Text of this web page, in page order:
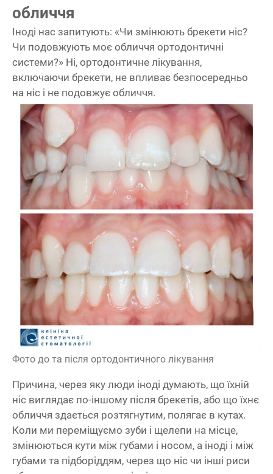
обличчя
Іноді нас запитують: «Чи змінюють брекети ніс?
Чи подовжують моє обличчя ортодонтичні
системи?» Ні, ортодонтичне лікування,
включаючи брекети, не впливає безпосередньо
на ніс і не подовжує обличчя.
Фото до та після ортодонтичного лікування
Причина, через яку люди іноді думають, що їхній
ніс виглядає по-іншому після брекетів, або що їхнє
обличчя здається розтягнутим, полягає в кутах.
Коли ми переміщуємо зуби і щелепи на місце,
змінюються кути між губами і носом, а іноді і між
губами та підборіддям, через що ніс чи інші риси